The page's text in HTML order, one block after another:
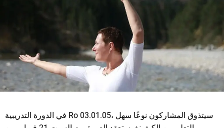
في الدورة التدريبية Ro 03.01.05، سيتذوق المشاركون نوعًا سهل